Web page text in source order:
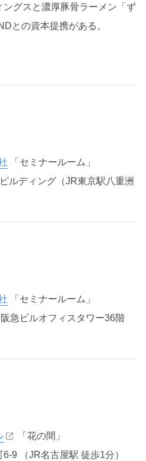
ングスと濃厚豚骨ラーメン「ず
との資本提携がある。
「セミナールーム」
ルディング（JR東京駅八重洲
「セミナールーム」
急ビルオフィスタワー36階
「花の間」
9 （JR名古屋駅 徒歩1分）